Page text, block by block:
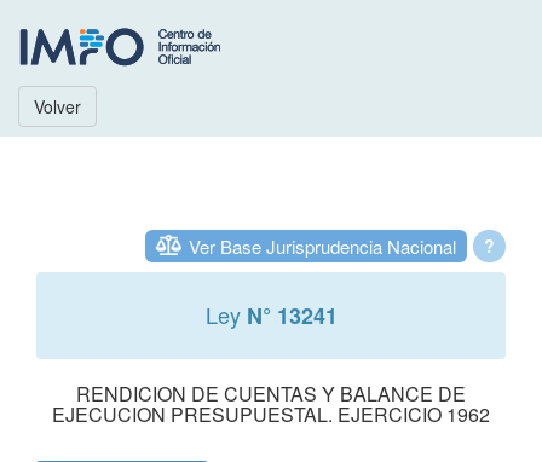
Volver
?
Ver Base Jurisprudencia Nacional
Ley N° 13241
RENDICION DE CUENTAS Y BALANCE DE
EJECUCION PRESUPUESTAL. EJERCICIO 1962